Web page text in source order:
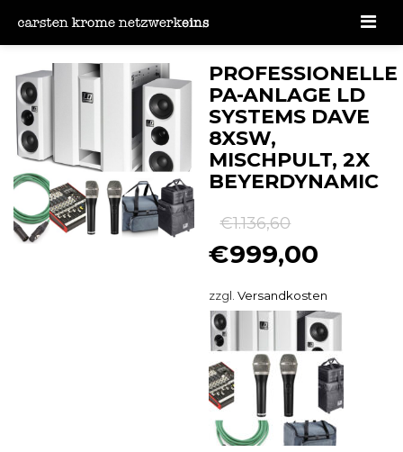
PROFESSIONELLE
PA-ANLAGE LD
SYSTEMS DAVE
8XSW,
MISCHPULT, 2X
BEYERDYNAMIC
€1.136,60
€999,00
zzgl.Versandkosten